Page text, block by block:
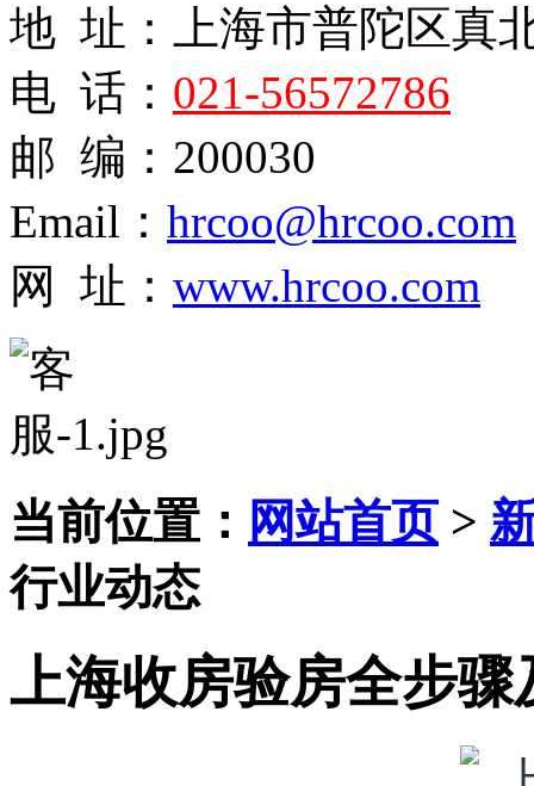
地 址：上海市普陀区真
电 话： 021-56572786
邮 编：200030
Email： hrcoo@hrcoo.com
网 址： www.hrcoo.com
当前位置： 网站首页>
行业动态
上海收房验房全步骤